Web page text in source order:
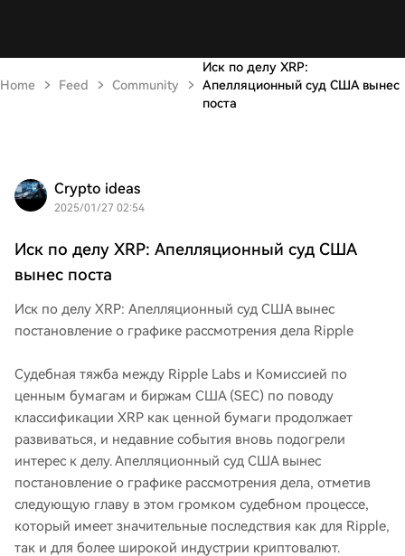
Home Feed Community
Иск по делу XRP:
Апелляционный суд США вынес
поста
Crypto ideas
2025/01/27 02:54
Иск по делу XRP: Апелляционный суд США
вынес поста
Иск по делу XRP: Апелляционный суд США вынес
постановление о графике рассмотрения дела Ripple
Судебная тяжба между Ripple Labs и Комиссией по
ценным бумагам и биржам США (SEC) по поводу
классификации XRP как ценной бумаги продолжает
развиваться, и недавние события вновь подогрели
интерес к делу. Апелляционный суд США вынес
постановление о графике рассмотрения дела, отметив
следующую главу в этом громком судебном процессе,
который имеет значительные последствия как для Ripple,
так и для более широкой индустрии криптовалют.